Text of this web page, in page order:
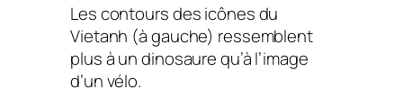
Les contours des icônes du
Vietanh (à gauche) ressemblent
plus à un dinosaure qu’à l’image
d’un vélo.